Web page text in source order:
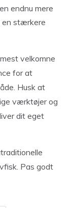
endnu mere
en stærkere
velkomne
for at
Husk at
værktøjer og
dit eget
Pas godt